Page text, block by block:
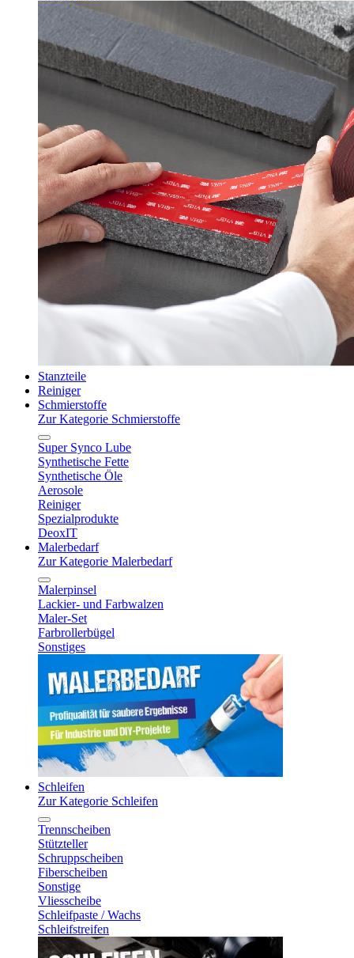
Stanzteile
Reiniger
Schmierstoffe
Zur Kategorie Schmierstoffe
Super Synco Lube
Synthetische Fette
Synthetische Öle
Aerosole
Reiniger
Spezialprodukte
DeoxIT
Malerbedarf
Zur Kategorie Malerbedarf
Malerpinsel
Lackier- und Farbwalzen
Maler-Set
Farbrollerbügel
Sonstiges
Schleifen
Zur Kategorie Schleifen
Trennscheiben
Stützteller
Schruppscheiben
Fiberscheiben
Sonstige
Vliesscheibe
Schleifpaste / Wachs
Schleifstreifen